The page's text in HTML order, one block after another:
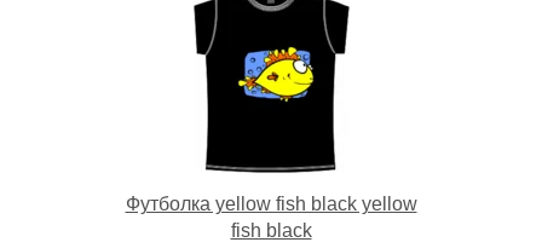
Футболка yellow fish black yellow
fish black